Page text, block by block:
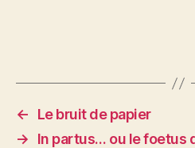
←
Le bruit de papier
→
In partus… ou le foetus